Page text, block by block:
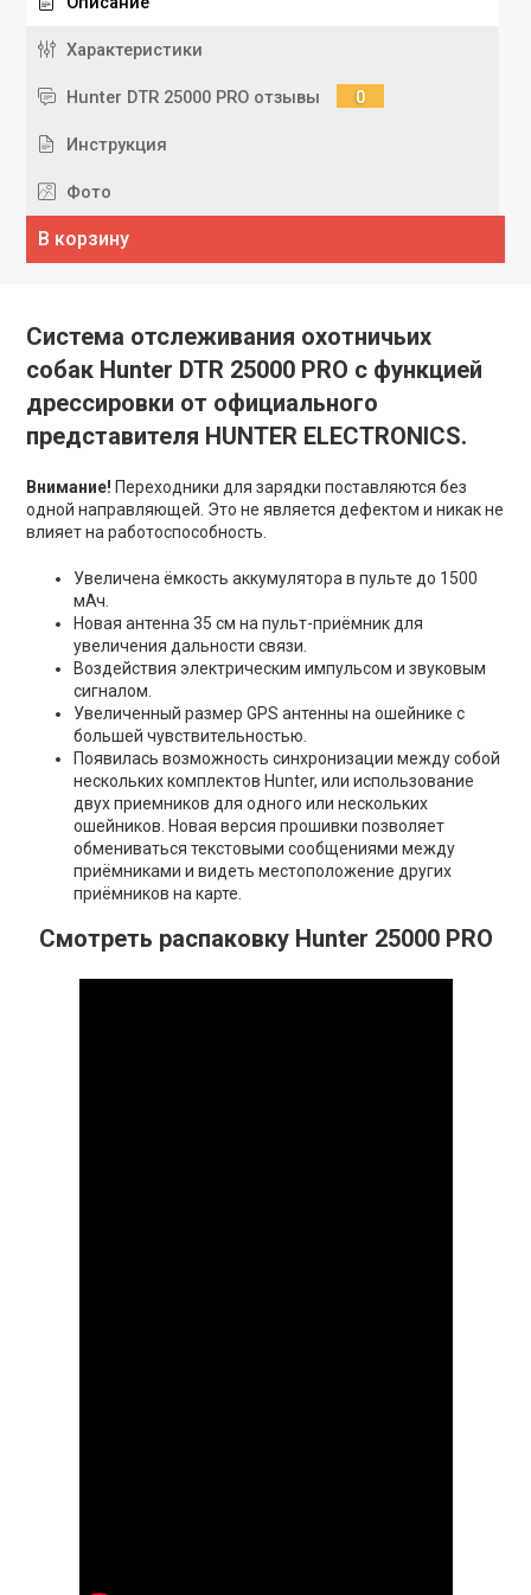
Характеристики
Hunter DTR 25000 PRO отзывы 0
Инструкция
Фото
В корзину
Система отслеживания охотничьих
собак Hunter DTR 25000 PRO с функцией
дрессировки от официального
представителя HUNTER ELECTRONICS.
Внимание! Переходники для зарядки поставляются без
одной направляющей. Это не является дефектом и никак не
влияет на работоспособность.
Увеличена ёмкость аккумулятора в пульте до 1500
мАч.
Новая антенна 35 см на пульт-приёмник для
увеличения дальности связи.
Воздействия электрическим импульсом и звуковым
сигналом.
Увеличенный размер GPS антенны на ошейнике с
большей чувствительностью.
Появилась возможность синхронизации между собой
нескольких комплектов Hunter, или использование
двух приемников для одного или нескольких
ошейников. Новая версия прошивки позволяет
обмениваться текстовыми сообщениями между
приёмниками и видеть местоположение других
приёмников на карте.
Смотреть распаковку Hunter 25000 PRO